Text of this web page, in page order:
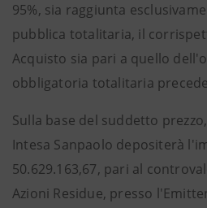
95%, sia raggiunta
pubblica totalitaria, il
Acquisto sia pari a quello
obbligatoria totalitaria
Sulla base del suddetto
Intesa Sanpaolo depositerà
50.629.163,67, pari al
Azioni Residue, presso